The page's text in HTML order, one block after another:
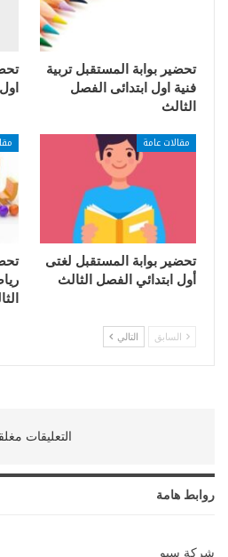
تحضير بوابة المستقبل تربية
فنية اول ابتدائى الفصل
الثالث
مقالات عامة
تحضير بوابة المستقبل لغتى
أول ابتدائي الفصل الثالث
السابق التالي
التعليقات
روابط هامة
شركة سيو